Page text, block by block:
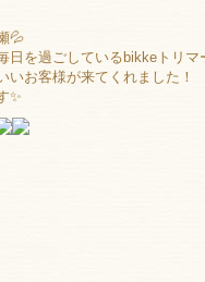
💦
日を過ごしているbikkeトリマ
いお客様が来てくれました！
✨